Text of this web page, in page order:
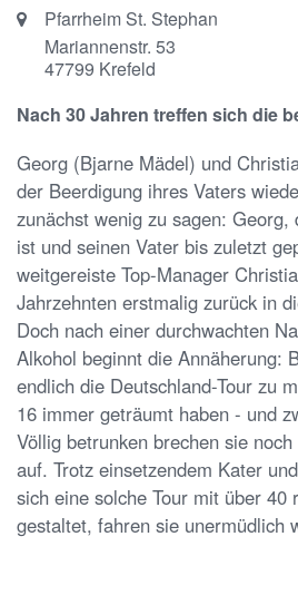
Ort: Pfarrheim St. Stephan
Mariannenstr. 53
47799 Krefeld
Nach 30 Jahren treffen sich die
Georg (Bjarne Mädel) und
der Beerdigung ihres Vaters
zunächst wenig zu sagen:
ist und seinen Vater bis zuletzt
weitgereiste Top-Manager
Jahrzehnten erstmalig zurück in
Doch nach einer durchwachten
Alkohol beginnt die Annäherung:
endlich die Deutschland-Tour zu
16 immer geträumt haben - und
Völlig betrunken brechen sie
auf. Trotz einsetzendem Kater
sich eine solche Tour mit über 40
gestaltet, fahren sie unermüdlich